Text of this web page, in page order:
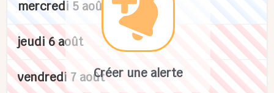
Créer une alerte
mercredi 5 août
jeudi 6 août
vendredi 7 août